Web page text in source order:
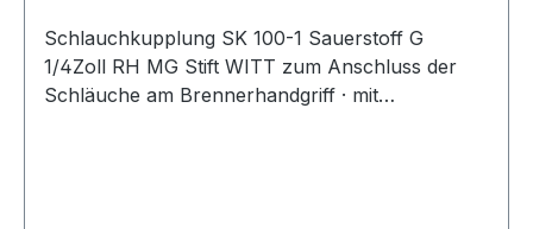
Schlauchkupplung SK 100-1 Sauerstoff G
1/4Zoll RH MG Stift WITT zum Anschluss der
Schläuche am Brennerhandgriff · mit